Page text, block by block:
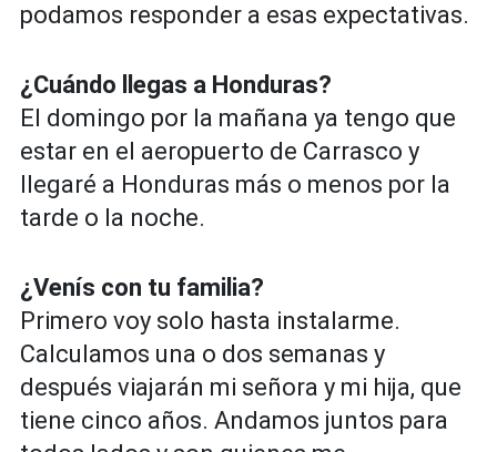
podamos responder a esas expectativas.
¿Cuándo llegas a Honduras?
El domingo por la mañana ya tengo que
estar en el aeropuerto de Carrasco y
llegaré a Honduras más o menos por la
tarde o la noche.
¿Venís con tu familia?
Primero voy solo hasta instalarme.
Calculamos una o dos semanas y
después viajarán mi señora y mi hija, que
tiene cinco años. Andamos juntos para